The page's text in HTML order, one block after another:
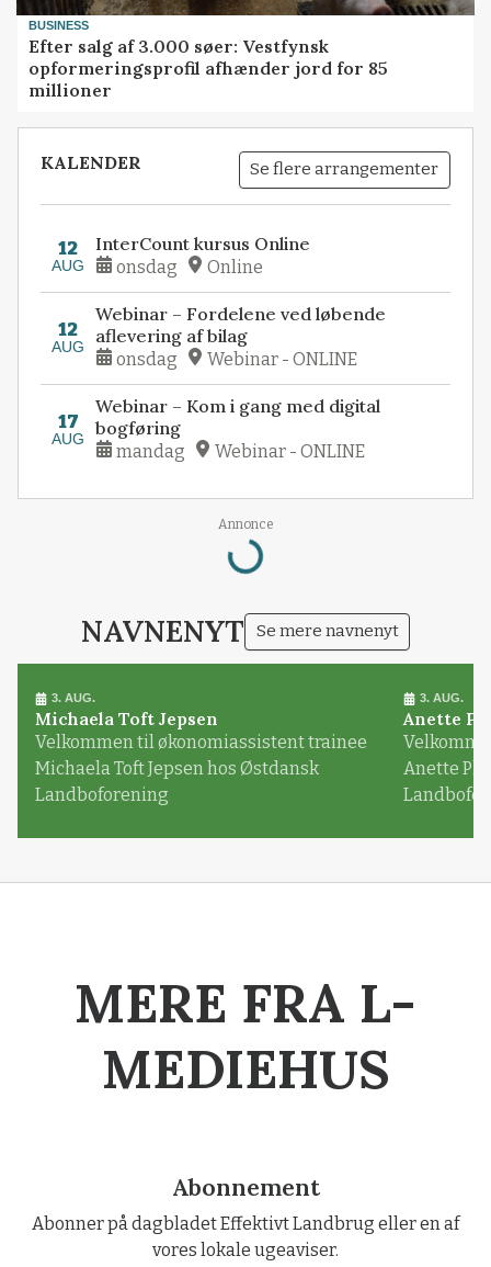
BUSINESS
Efter salg af 3.000 søer: Vestfynsk
opformeringsprofil afhænder jord for 85
millioner
KALENDER Se flere arrangementer
12
AUG
InterCount kursus Online
onsdag Online
12
AUG
Webinar – Fordelene ved løbende
aflevering af bilag
onsdag Webinar - ONLINE
17
AUG
Webinar – Kom i gang med digital
bogføring
mandag Webinar - ONLINE
Annonce
Loading...
NAVNENYT Se mere navnenyt
3. AUG.
Michaela Toft Jepsen
Velkommen til økonomiassistent trainee
Michaela Toft Jepsen hos Østdansk
Landboforening
3. AUG.
Anette
Anette
MERE FRA L-
MEDIEHUS
Abonnement
Abonner på dagbladet Effektivt Landbrug eller en af
vores lokale ugeaviser.